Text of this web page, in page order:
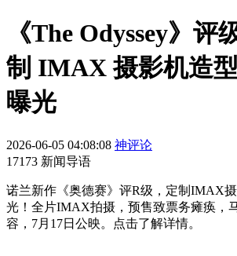
《The Odyssey》评
制 IMAX 摄影机造
曝光
2026-06-05 04:08:08 神评论
17173 新闻导语
诺兰新作《奥德赛》评R级，定制IMAX
光！全片IMAX拍摄，预售致票务瘫痪，
容，7月17日公映。点击了解详情。